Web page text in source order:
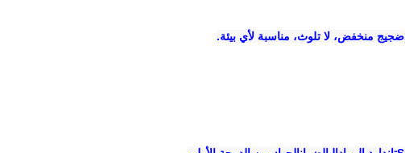
ضجيج منخفض، لا تلوث، مناسبة لأي بيئة.